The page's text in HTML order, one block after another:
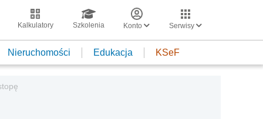
Kalkulatory Szkolenia Konto Serwisy
Nieruchomości Edukacja KSeF